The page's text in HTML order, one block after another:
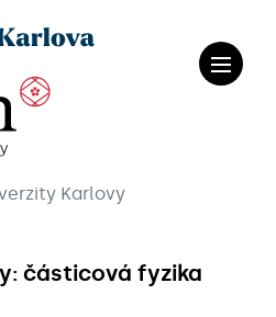
Karlovy
částicová fyzika